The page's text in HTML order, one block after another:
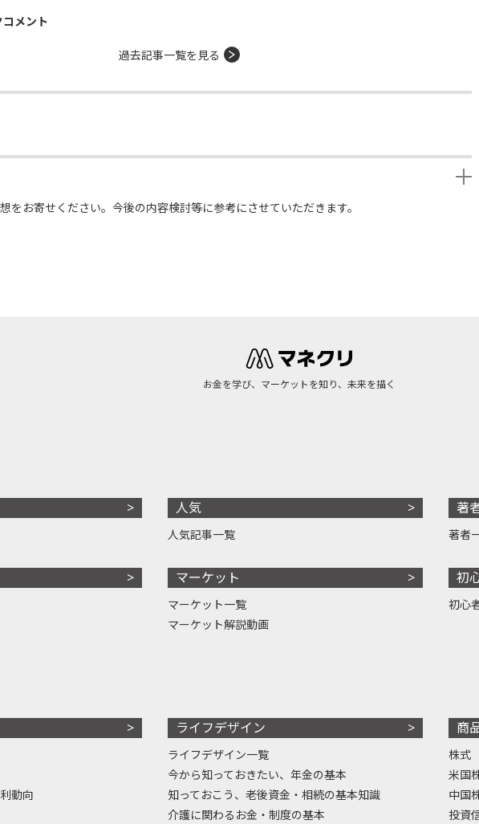
メント
過去記事一覧を見る
をお寄せください。今後の内容検討等に参考にさせていただきます。
お金を学び、マーケットを知り、未来を描く
人気
人気記事一覧
マーケット
マーケット一覧
マーケット解説動画
著
著者
初
初心
動向
ライフデザイン
ライフデザイン一覧
今から知っておきたい、年金の基本
知っておこう、老後資金・相続の基本知識
介護に関わるお金・制度の基本
商
株式
米国
中国
投資